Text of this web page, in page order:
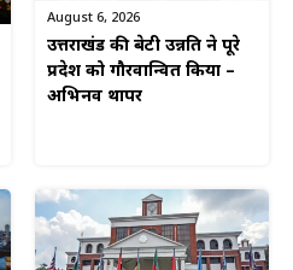
August 6, 2026
उत्तराखंड की बेटी उन्नति ने पूरे
प्रदेश को गौरवान्वित किया –
अभिनव थापर